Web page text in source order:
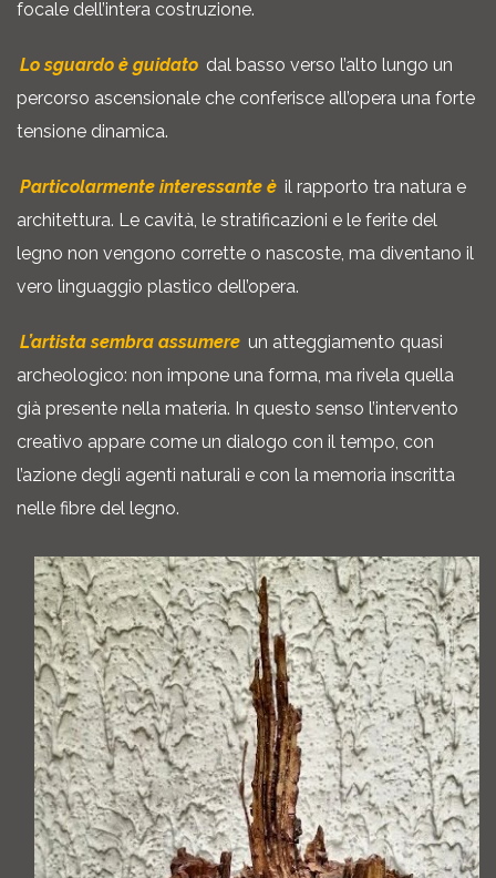
focale dell’intera costruzione.
Lo sguardo è guidato dal basso verso l’alto lungo un
percorso ascensionale che conferisce all’opera una forte
tensione dinamica.
Particolarmente interessante è il rapporto tra natura e
architettura. Le cavità, le stratificazioni e le ferite del
legno non vengono corrette o nascoste, ma diventano il
vero linguaggio plastico dell’opera.
L’artista sembra assumere un atteggiamento quasi
archeologico: non impone una forma, ma rivela quella
già presente nella materia. In questo senso l’intervento
creativo appare come un dialogo con il tempo, con
l’azione degli agenti naturali e con la memoria inscritta
nelle fibre del legno.